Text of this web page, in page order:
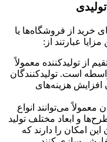
خرید از فروشگاه‌ها یا
عبارتند از:
از تولیدکننده معمولاً
است. تولیدکنندگان
افزایش هزینه‌های
معمولاً می‌توانند انواع
و ابعاد مختلف تولید
این امکان را دارند که